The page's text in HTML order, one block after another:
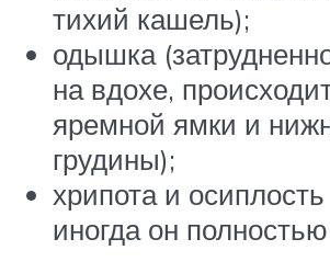
тихий кашель);
одышка
на вдохе,
яремной ямки и
грудины);
хрипота и осиплость
иногда он